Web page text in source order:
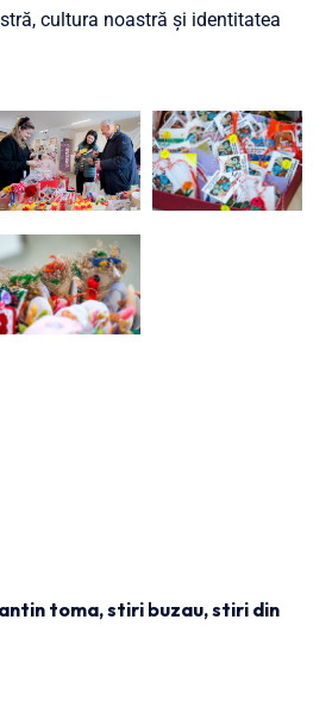
cultura noastră și identitatea
toma,stiri buzau,stiri din